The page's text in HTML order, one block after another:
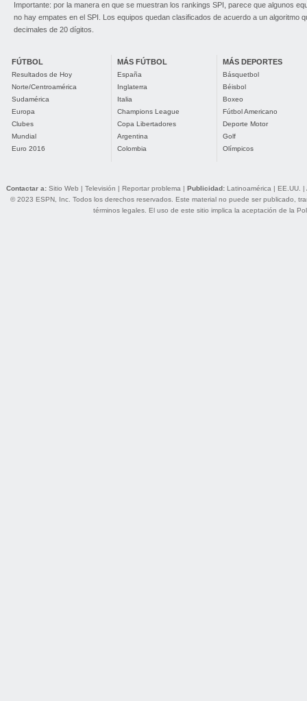
Importante: por la manera en que se muestran los rankings SPI, parece que algunos
no hay empates en el SPI. Los equipos quedan clasificados de acuerdo a un algoritmo
decimales de 20 dígitos.
FÚTBOL
Resultados de Hoy
Norte/Centroamérica
Sudamérica
Europa
Clubes
Mundial
Euro 2016
MÁS FÚTBOL
España
Inglaterra
Italia
Champions League
Copa Libertadores
Argentina
Colombia
MÁS DEPORTES
Básquetbol
Béisbol
Boxeo
Fútbol Americano
Deporte Motor
Golf
Olímpicos
Contactar a: Sitio Web | Televisión | Reportar problema | Publicidad: Latinoamérica | EE.UU. |
© 2023 ESPN, Inc. Todos los derechos reservados. Este material no puede ser publicado,
términos legales. El uso de este sitio implica la aceptación de la